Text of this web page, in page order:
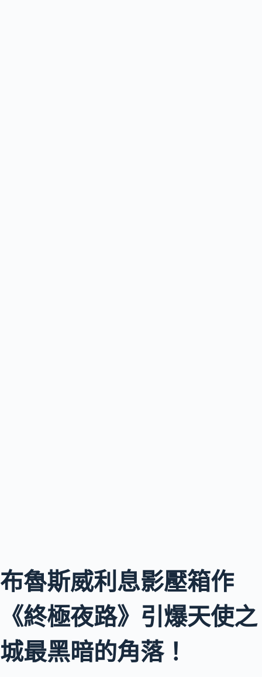
布魯斯威利息影壓箱作
《終極夜路》引爆天使之
城最黑暗的角落！